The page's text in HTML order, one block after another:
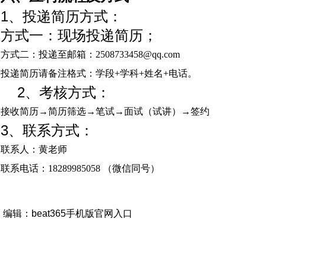
1、投递简历方式：
方式一：现场投递简历；
方式二：投递至邮箱： 2508733458@qq.com
投递简历请备注格式：学段+学科+姓名+电话。
2、考核方式：
接收简历→简历筛选→笔试→面试（试讲）→签约
3、联系方式：
联系人：黄老师
联系电话： 18289985058 （微信同号）
编辑：beat365手机版官网入口